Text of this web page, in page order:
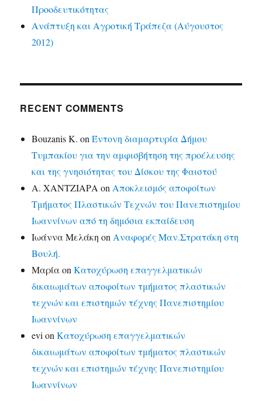
Προοδευτικότητας
Ανάπτυξη και Αγροτική Τράπεζα (Αύγουστος
2012)
RECENT COMMENTS
Bouzanis K. onΈντονη διαμαρτυρία Δήμου
Τυμπακίου για την αμφισβήτηση της προέλευσης
και της γνησιότητας του Δίσκου της Φαιστού
Α. ΧΑΝΤΖΙΑΡΑ on Αποκλεισμός αποφοίτων
Τμήματος Πλαστικών Τεχνών του Πανεπιστημίου
Ιωαννίνων από τη δημόσια εκπαίδευση
Ιωάννα Μελάκη on Αναφορές Μαν.Στρατάκη στη
Βουλή.
ΜαρίαonΚατοχύρωση επαγγελματικών
δικαιωμάτων αποφοίτων τμήματος πλαστικών
τεχνών και επιστημών τέχνης Πανεπιστημίου
Ιωαννίνων
evi onΚατοχύρωση επαγγελματικών
δικαιωμάτων αποφοίτων τμήματος πλαστικών
τεχνών και επιστημών τέχνης Πανεπιστημίου
Ιωαννίνων